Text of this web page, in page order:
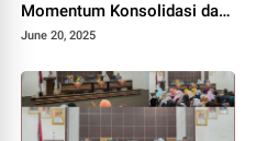
Momentum Konsolidasi dan
Pemilihan Pengurus Baru.
June 20, 2025